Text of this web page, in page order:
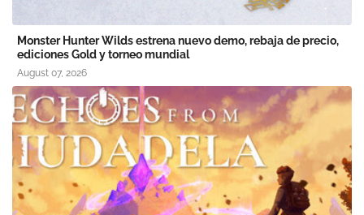
Monster Hunter Wilds estrena nuevo demo, rebaja de precio,
ediciones Gold y torneo mundial
August 07, 2026